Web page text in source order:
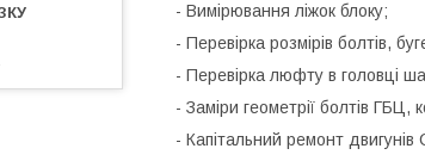
- Вимірювання ліжок блоку;
- Перевірка розмірів болтів,
- Перевірка люфту в головці
- Заміри геометрії болтів ГБЦ,
- Капітальний ремонт двигунів